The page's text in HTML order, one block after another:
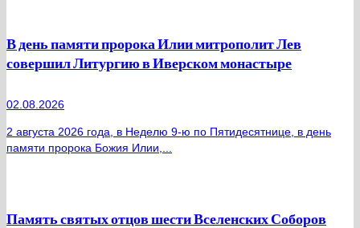
В день памяти пророка Илии митрополит Лев
совершил Литургию в Иверском монастыре
02.08.2026
2 августа 2026 года, в Неделю 9-ю по Пятидесятнице, в день
памяти пророка Божия Илии,...
Память святых отцов шести Вселенских Соборов